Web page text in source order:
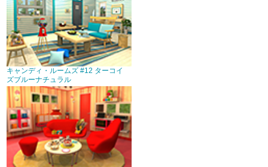
キャンディ・ルームズ #12 ターコイ
ズブルーナチュラル